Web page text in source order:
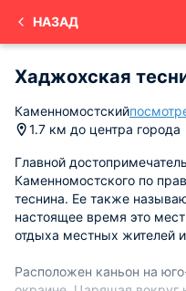
НАЗАД
Хаджохская
Каменномостский
1.7 км до центра города
Главной
Каменномостского по
теснина. Ее также
настоящее время это
отдыха местных жителей
Расположен каньон на